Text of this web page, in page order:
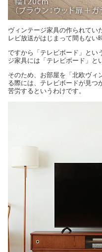
ヴィンテージ家具の作られてい
レビ放送がはじまって間もない
ですから「テレビボード」とい
ジ家具には「テレビボード」と
そのため、お部屋を「北欧ヴィ
る際には、テレビボードが見つ
苦労するというわけです。